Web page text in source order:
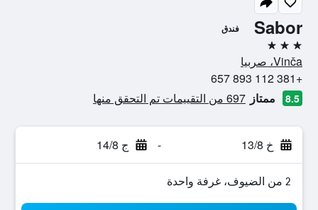
Sabor فندق
3 نجوم
Vinča، صربيا
+381 112 893 657
8.5 ممتاز 697 من التقييمات تم التحقق منها
خ 13/8 - ج 14/8
2 من الضيوف، غرفة واحدة